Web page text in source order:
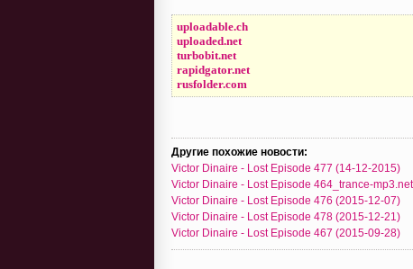
uploadable.ch
uploaded.net
turbobit.net
rapidgator.net
rusfolder.com
Другие похожие новости:
Victor Dinaire - Lost Episode 477 (14-12-2015)
Victor Dinaire - Lost Episode 464_trance-
Victor Dinaire - Lost Episode 476 (2015-12-07)
Victor Dinaire - Lost Episode 478 (2015-12-21)
Victor Dinaire - Lost Episode 467 (2015-09-28)